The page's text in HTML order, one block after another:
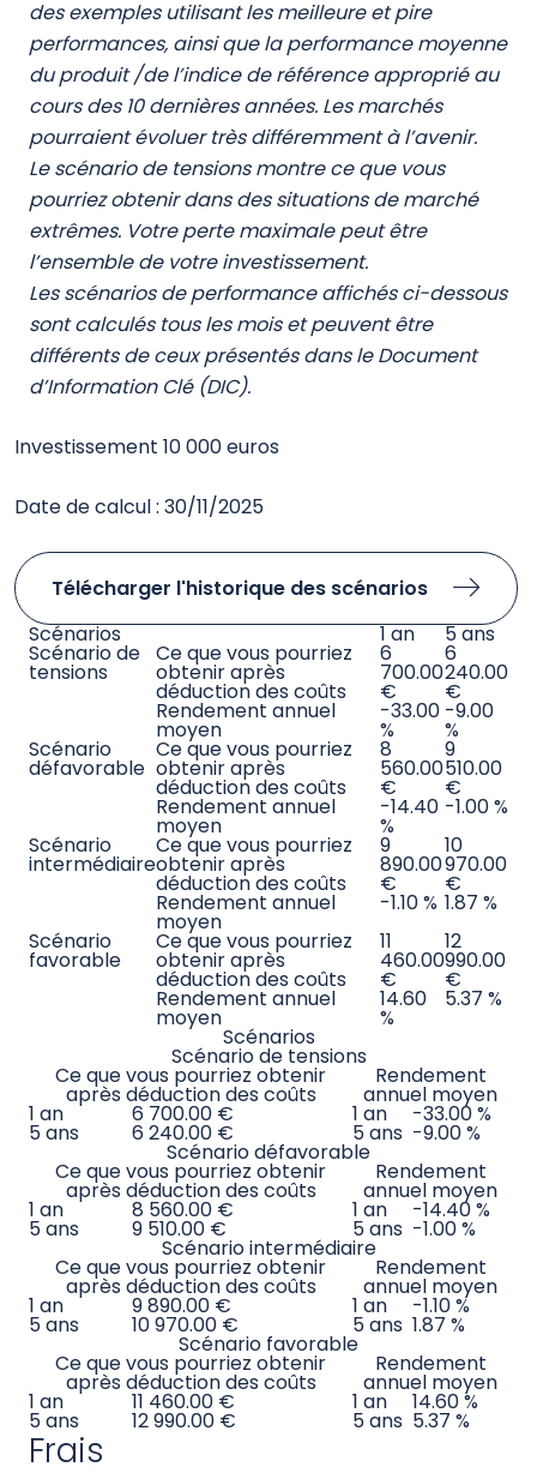
EPSENS PACA SOLIDAIRE
Les performances passées ne constituent pas un
indicateur fiable des performances futures. Les
marchés pourraient évoluer très différemment à
l’avenir. Elles peuvent toutefois vous aider à
passé.
en pourcentage de perte ou de gain par an au
frais courants. Les frais d’entrée ou de sortie sont
exclus du calcul.
Scénarios de performance
Les chiffres indiqués comprennent tous les coûts
du produit lui-même mais pas nécessairement
tous les frais dus à votre conseiller ou distributeur.
Ces chiffres ne tiennent pas compte de votre
situation fiscale personnelle, qui peut également
influer sur les montants que vous recevrez.
Ce que vous obtiendrez de ce produit dépend des
performances futures du marché. L’évolution
future du marché est aléatoire et ne peut être
prédite avec précision. Les scénarios défavorable,
intermédiaire et favorable présentés représentent
des exemples utilisant les meilleure et pire
performances, ainsi que la performance moyenne
du produit /de l’indice de référence approprié au
cours des 10 dernières années. Les marchés
pourraient évoluer très différemment à l’avenir.
Le scénario de tensions montre ce que vous
pourriez obtenir dans des situations de marché
extrêmes. Votre perte maximale peut être
l’ensemble de votre investissement.
Les scénarios de performance affichés ci-dessous
sont calculés tous les mois et peuvent être
différents de ceux présentés dans le Document
d’Information Clé (DIC).
Bienvenue
Nous vous accompagnons dans toutes vos
solutions d’investissement. Pour accéder au site,
choisissez votre profil.
Quel type d’investisseur êtes-vous ?
Professionnel
Non professionnel
Suivant